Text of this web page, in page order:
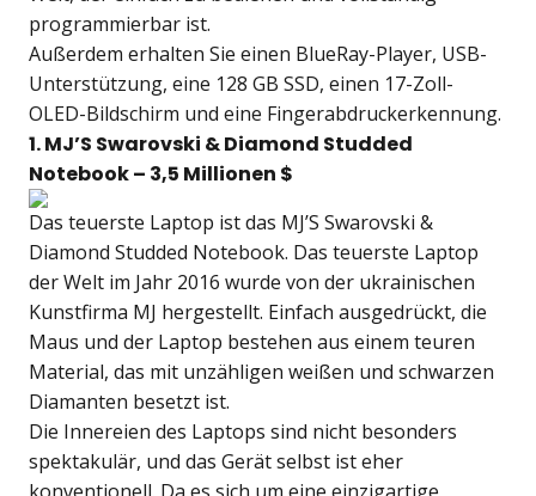
programmierbar ist.
Außerdem erhalten Sie einen BlueRay-Player, USB-
Unterstützung, eine 128 GB SSD, einen 17-Zoll-
OLED-Bildschirm und eine Fingerabdruckerkennung.
1. MJ’S Swarovski & Diamond Studded
Notebook – 3,5 Millionen $
Das teuerste Laptop ist das MJ’S Swarovski &
Diamond Studded Notebook. Das teuerste Laptop
der Welt im Jahr 2016 wurde von der ukrainischen
Kunstfirma MJ hergestellt. Einfach ausgedrückt, die
Maus und der Laptop bestehen aus einem teuren
Material, das mit unzähligen weißen und schwarzen
Diamanten besetzt ist.
Die Innereien des Laptops sind nicht besonders
spektakulär, und das Gerät selbst ist eher